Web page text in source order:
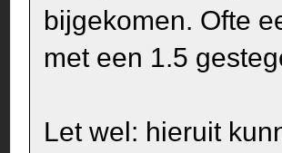
bijgekomen. Ofte
met een 1.5
Let wel: hieruit